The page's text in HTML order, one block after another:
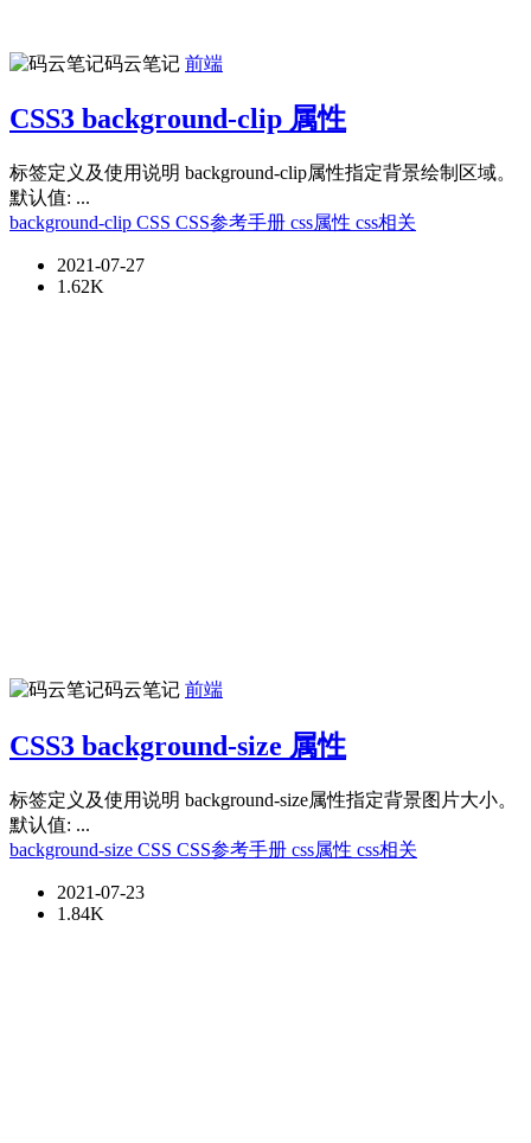
码云笔记 前端
CSS3 background-clip 属性
标签定义及使用说明 background-clip属性指定背景绘制区域。
默认值: ...
background-clip CSS CSS参考手册 css属性 css相关
2021-07-27
1.62K
码云笔记 前端
CSS3 background-size 属性
标签定义及使用说明 background-size属性指定背景图片大小。
默认值: ...
background-size CSS CSS参考手册 css属性 css相关
2021-07-23
1.84K